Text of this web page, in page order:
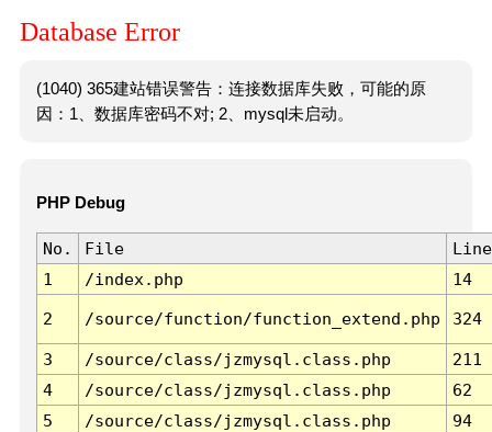
Database Error
(1040) 365建站错误警告：连接数据库失败，可能的原
因：1、数据库密码不对; 2、mysql未启动。
PHP Debug
No. File
Line
1
/index.php 14
2 /source/function/function_extend.php 324
3 /source/class/jzmysql.class.php
211
4
/source/class/jzmysql.class.php
62
5
/source/class/jzmysql.class.php
94